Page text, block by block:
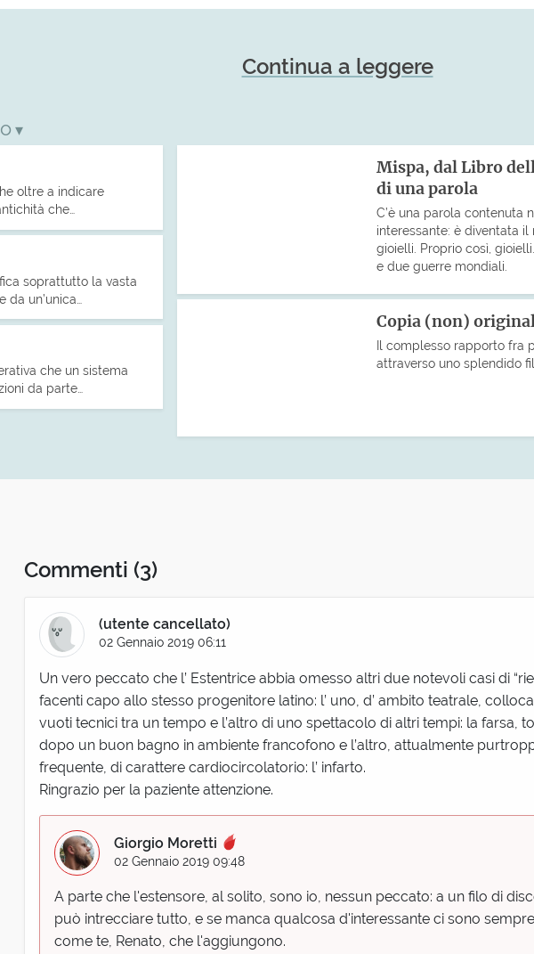
Continua a leggere
▾
oltre a indicare
che…
soprattutto la vasta
un’unica…
che un sistema
da parte…
Mispa, dal Libro
di una parola
C’è una parola contenuta
interessante: è diventata
gioielli. Proprio così,
e due guerre mondiali.
Copia (non)
Il complesso rapporto fra
attraverso uno splendido
Commenti (3)
(utente cancellato)
02 Gennaio 2019 06:11
Un vero peccato che l’ Estentrice abbia omesso altri due notevoli casi di
facenti capo allo stesso progenitore latino: l’ uno, d’ ambito teatrale,
vuoti tecnici tra un tempo e l’altro di uno spettacolo di altri tempi: la farsa,
dopo un buon bagno in ambiente francofono e l’altro, attualmente
frequente, di carattere cardiocircolatorio: l’ infarto.
Ringrazio per la paziente attenzione.
Giorgio Moretti
02 Gennaio 2019 09:48
A parte che l'estensore, al solito, sono io, nessun peccato: a un filo di
può intrecciare tutto, e se manca qualcosa d'interessante ci sono
come te, Renato, che l'aggiungono.